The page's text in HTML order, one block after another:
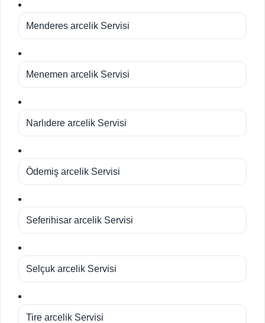
Menderes arcelik Servisi
Menemen arcelik Servisi
Narlıdere arcelik Servisi
Ödemiş arcelik Servisi
Seferihisar arcelik Servisi
Selçuk arcelik Servisi
Tire arcelik Servisi